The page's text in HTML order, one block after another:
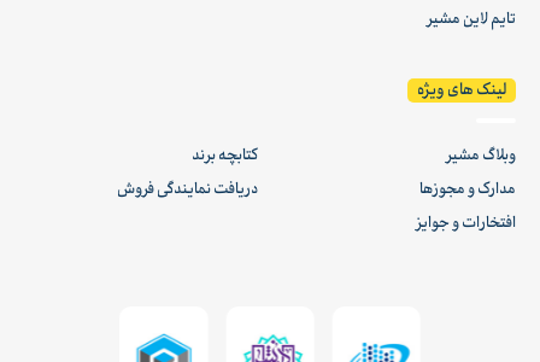
تایم لاین مشیر
لینک های ویژه
وبلاگ مشیر
مدارک و مجوزها
افتخارات و جوایز
کتابچه برند
دریافت نمایندگی فروش